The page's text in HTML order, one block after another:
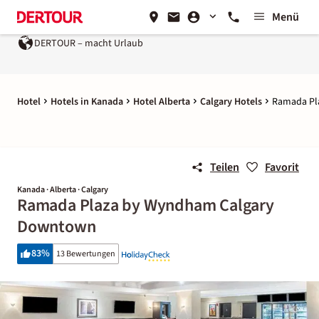
Menü
DERTOUR – macht Urlaub
Hotel Hotels in Kanada Hotel Alberta Calgary Hotels Ramada
Teilen Favorit
Kanada · Alberta · Calgary
Ramada Plaza by Wyndham Calgary
Downtown
83% 13 Bewertungen